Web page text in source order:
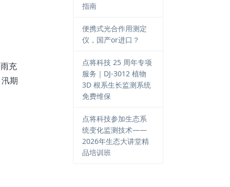
充
期
指南
便携式光合作用测定
仪，国产or进口？
点将科技 25 周年专项
服务｜DJ-3012 植物
3D 根系生长监测系统
免费维保
点将科技参加生态系
统变化监测技术——
2026年生态大讲堂精
品培训班